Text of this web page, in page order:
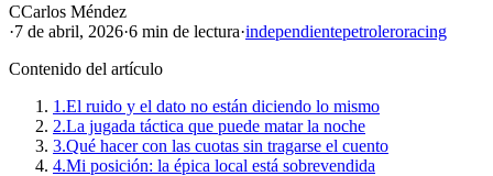
CCarlos Méndez
·7 de abril, 2026·6 min de lectura·independientepetroleroracing
Contenido del artículo
1.El ruido y el dato no están diciendo lo mismo
2.La jugada táctica que puede matar la noche
3.Qué hacer con las cuotas sin tragarse el cuento
4.Mi posición: la épica local está sobrevendida